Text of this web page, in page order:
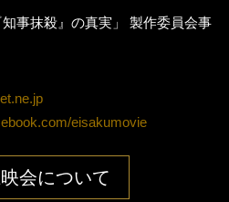
事抹殺』の真実」 製作委員会事
eisakumovie
会について